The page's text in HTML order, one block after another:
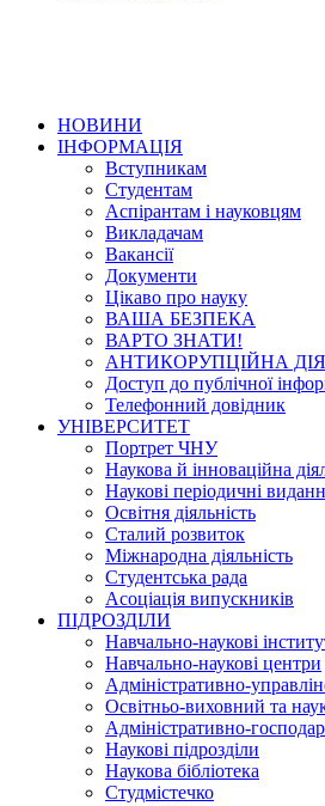
НОВИНИ
ІНФОРМАЦІЯ
Вступникам
Студентам
Аспірантам і науковцям
Викладачам
Вакансії
Документи
Цікаво про науку
ВАША БЕЗПЕКА
ВАРТО ЗНАТИ!
АНТИКОРУПЦІЙНА
Доступ до публічної
Телефонний довідник
УНІВЕРСИТЕТ
Портрет ЧНУ
Наукова й інноваційна
Наукові періодичні
Освітня діяльність
Сталий розвиток
Міжнародна діяльність
Студентська рада
Асоціація випускників
ПІДРОЗДІЛИ
Навчально-наукові
Навчально-наукові центри
Адміністративно-
Освітньо-виховний та
Адміністративно-
Наукові підрозділи
Наукова бібліотека
Студмістечко